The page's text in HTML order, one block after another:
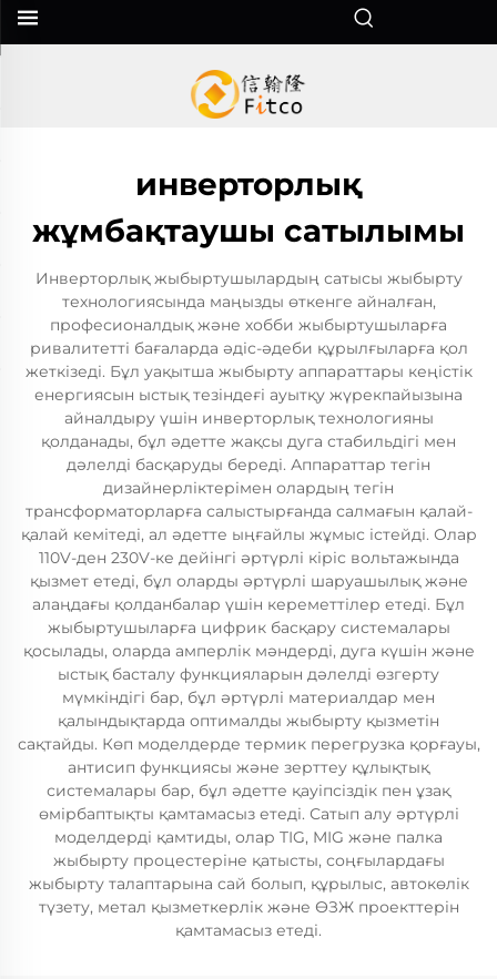
инверторлық
жұмбақтаушы сатылымы
Инверторлық жыбыртушылардың сатысы жыбырту
технологиясында маңызды өткенге айналған,
професионалдық және хобби жыбыртушыларға
ривалитетті бағаларда әдіс-әдеби құрылғыларға қол
жеткізеді. Бұл уақытша жыбырту аппараттары кеңістік
енергиясын ыстық тезіндеғі ауытқу жүрекпайызына
айналдыру үшін инверторлық технологияны
қолданады, бұл әдетте жақсы дуга стабильдігі мен
дәлелді басқаруды береді. Аппараттар тегін
дизайнерліктерімен олардың тегін
трансформаторларға салыстырғанда салмағын қалай-
қалай кемітеді, ал әдетте ыңғайлы жұмыс істейді. Олар
110V-ден 230V-ке дейінгі әртүрлі кіріс вольтажында
қызмет етеді, бұл оларды әртүрлі шаруашылық және
алаңдағы қолданбалар үшін кереметтілер етеді. Бұл
жыбыртушыларға цифрик басқару системалары
қосылады, оларда амперлік мәндерді, дуга күшін және
ыстық басталу функцияларын дәлелді өзгерту
мүмкіндігі бар, бұл әртүрлі материалдар мен
қалындықтарда оптималды жыбырту қызметін
сақтайды. Көп моделдерде термик перегрузка қорғауы,
антисип функциясы және зерттеу құлықтық
системалары бар, бұл әдетте қауіпсіздік пен ұзақ
өмірбаптықты қамтамасыз етеді. Сатып алу әртүрлі
моделдерді қамтиды, олар TIG, MIG және палка
жыбырту процестеріне қатысты, соңғылардағы
жыбырту талаптарына сай болып, құрылыс, автокөлік
түзету, метал қызметкерлік және ӨЗЖ проекттерін
қамтамасыз етеді.